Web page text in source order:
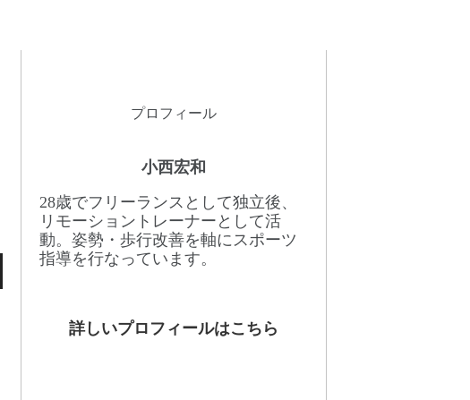
プロフィール
小西宏和
28歳でフリーランスとして独立後、
リモーショントレーナーとして活
動。姿勢・歩行改善を軸にスポーツ
指導を行なっています。
詳しいプロフィールはこちら